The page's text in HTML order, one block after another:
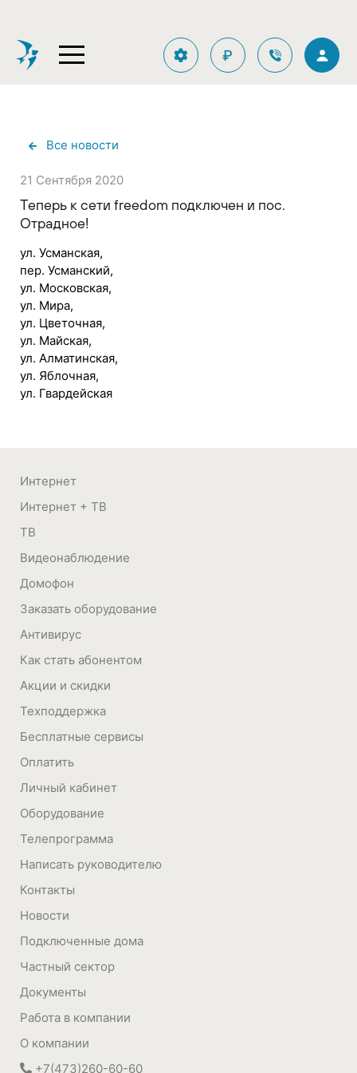
Все новости
21 Сентября 2020
Теперь к сети freedom подключен и пос.
Отрадное!
ул. Усманская,
пер. Усманский,
ул. Московская,
ул. Мира,
ул. Цветочная,
ул. Майская,
ул. Алматинская,
ул. Яблочная,
ул. Гвардейская
Интернет
Интернет + ТВ
ТВ
Видеонаблюдение
Домофон
Заказать оборудование
Антивирус
Как стать абонентом
Акции и скидки
Техподдержка
Бесплатные сервисы
Оплатить
Личный кабинет
Оборудование
Телепрограмма
Написать руководителю
Контакты
Новости
Подключенные дома
Частный сектор
Документы
Работа в компании
О компании
+7(473)260-60-60
₽